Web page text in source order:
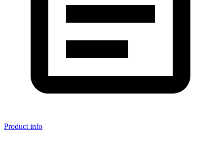
Product info